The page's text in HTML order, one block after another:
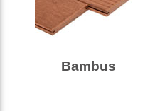
Bambus